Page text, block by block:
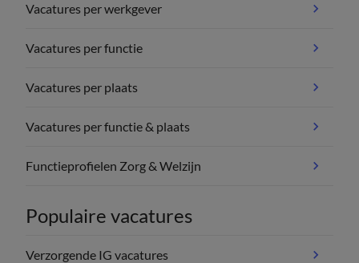
Vacatures per werkgever
Vacatures per functie
Vacatures per plaats
Vacatures per functie & plaats
Functieprofielen Zorg & Welzijn
Populaire vacatures
Verzorgende IG vacatures